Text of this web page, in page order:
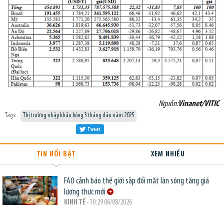
Nguồn:Vinanet/VITIC
Tags: Thị trường nhập khẩu bông 3 tháng đầu năm 2025
Tweet
TIN NỔI BẬT XEM NHIỀU
FAO cảnh báo thế giới sắp đối mặt làn sóng tăng giá
lương thực mới
KINH TẾ- 10:29 06/08/2026